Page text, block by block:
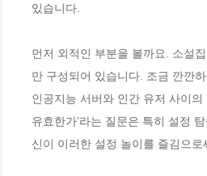
있습니다.
먼저 외적인 부분을 볼까요. 소설
만 구성되어 있습니다. 조금 깐깐
인공지능 서버와 인간 유저 사이
유효한가’라는 질문은 특히 설정
신이 이러한 설정 놀이를 즐김으